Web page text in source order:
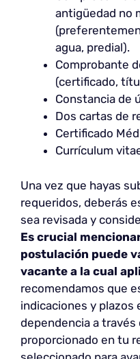
antigüedad no
agua, predial).
Comprobante
(certificado,
Constancia de
Dos cartas de
Certificado
Currículum
Una vez que hayas
requeridos, deberás
sea revisada y
Es crucial
postulación puede
vacante a la cual
recomendamos que
indicaciones y plazos
dependencia a
proporcionado en tu